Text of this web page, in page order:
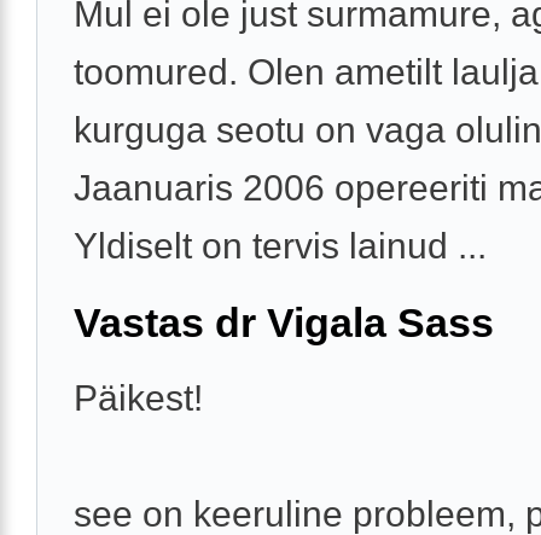
Mul ei ole just surmamure,
toomured. Olen ametilt
kurguga seotu on vaga
Jaanuaris 2006 opereeriti
Yldiselt on tervis lainud ...
Vastas dr Vigala Sass
Päikest!
see on keeruline probleem,